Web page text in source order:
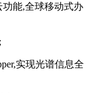
功能,全球移动式办
实现光谱信息全